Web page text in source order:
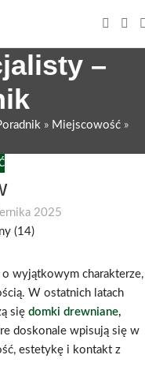
–
» Miejscowość »
2025
o wyjątkowym charakterze,
W ostatnich latach
się domki drewniane,
doskonale wpisują się w
estetykę i kontakt z